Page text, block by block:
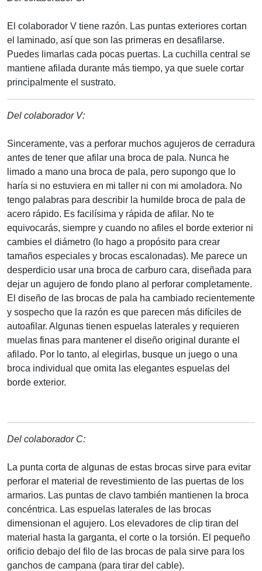
El colaborador V tiene razón. Las puntas exteriores cortan
el laminado, así que son las primeras en desafilarse.
Puedes limarlas cada pocas puertas. La cuchilla central se
mantiene afilada durante más tiempo, ya que suele cortar
principalmente el sustrato.
Del colaborador V:
Sinceramente, vas a perforar muchos agujeros de cerradura
antes de tener que afilar una broca de pala. Nunca he
limado a mano una broca de pala, pero supongo que lo
haría si no estuviera en mi taller ni con mi amoladora. No
tengo palabras para describir la humilde broca de pala de
acero rápido. Es facilísima y rápida de afilar. No te
equivocarás, siempre y cuando no afiles el borde exterior ni
cambies el diámetro (lo hago a propósito para crear
tamaños especiales y brocas escalonadas). Me parece un
desperdicio usar una broca de carburo cara, diseñada para
dejar un agujero de fondo plano al perforar completamente.
El diseño de las brocas de pala ha cambiado recientemente
y sospecho que la razón es que parecen más difíciles de
autoafilar. Algunas tienen espuelas laterales y requieren
muelas finas para mantener el diseño original durante el
afilado. Por lo tanto, al elegirlas, busque un juego o una
broca individual que omita las elegantes espuelas del
borde exterior.
Del colaborador C:
La punta corta de algunas de estas brocas sirve para evitar
perforar el material de revestimiento de las puertas de los
armarios. Las puntas de clavo también mantienen la broca
concéntrica. Las espuelas laterales de las brocas
dimensionan el agujero. Los elevadores de clip tiran del
material hasta la garganta, el corte o la torsión. El pequeño
orificio debajo del filo de las brocas de pala sirve para los
ganchos de campana (para tirar del cable).